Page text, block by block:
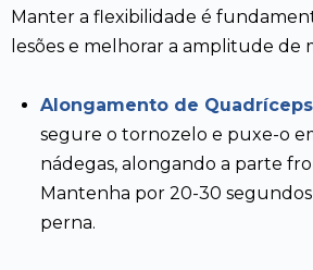
Manter a flexibilidade é
lesões e melhorar a amplitude de
Alongamento de
segure o tornozelo e puxe-o
nádegas, alongando a parte
Mantenha por 20-30
perna.